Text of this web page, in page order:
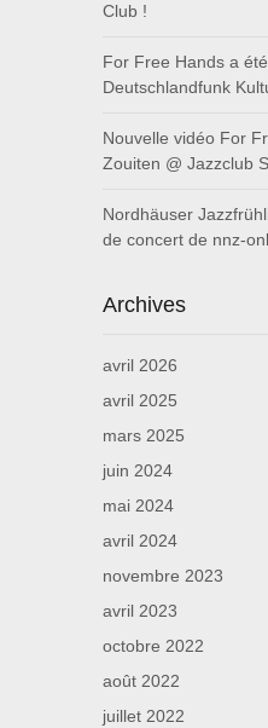
Club !
For Free Hands a
Deutschlandfunk
Nouvelle vidéo For
Zouiten @ Jazzclub
Nordhäuser
de concert de nnz-
Archives
avril 2026
avril 2025
mars 2025
juin 2024
mai 2024
avril 2024
novembre 2023
avril 2023
octobre 2022
août 2022
juillet 2022